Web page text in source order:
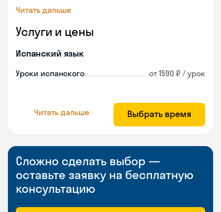
Читать дальше
Услуги и цены
Испанский язык
Уроки испанского от 1590 ₽ / урок
Читать дальше Выбрать время
Сложно сделать выбор —
оставьте заявку на бесплатную
консультацию